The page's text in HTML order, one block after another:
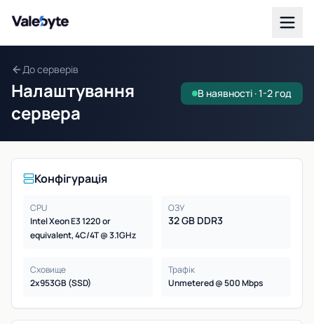
Valebyte
До серверів
Налаштування
сервера
В наявності · 1-2 год
Конфігурація
CPU
Intel Xeon E3 1220 or
equivalent, 4C/4T @ 3.1GHz
ОЗУ
32 GB DDR3
Сховище
2x953GB (SSD)
Трафік
Unmetered @ 500 Mbps